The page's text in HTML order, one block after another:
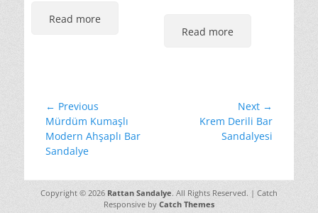
Read more
Read more
Yazı
gezinmesi
← Previous
Previous
post:
Mürdüm Kumaşlı
Modern Ahşaplı Bar
Sandalye
Next →
Krem Derili Bar
Sandalyesi
Copyright © 2026 Rattan Sandalye. All Rights Reserved. | Catch
Responsive by Catch Themes